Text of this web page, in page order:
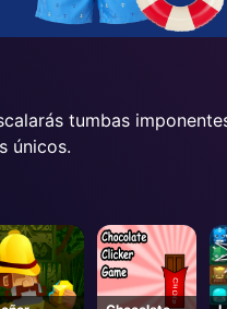
tumbas
únicos.